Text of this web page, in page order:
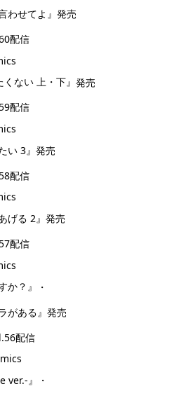
わせてよ』 発売
配信
ない 上・下』 発売
配信
い 3』 発売
配信
げる 2』 発売
配信
か？』
・
がある』 発売
配信
ver.-』
・